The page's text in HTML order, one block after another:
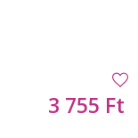
3 755 Ft